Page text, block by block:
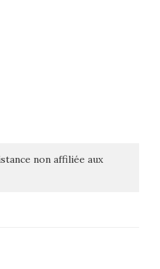
non affiliée aux